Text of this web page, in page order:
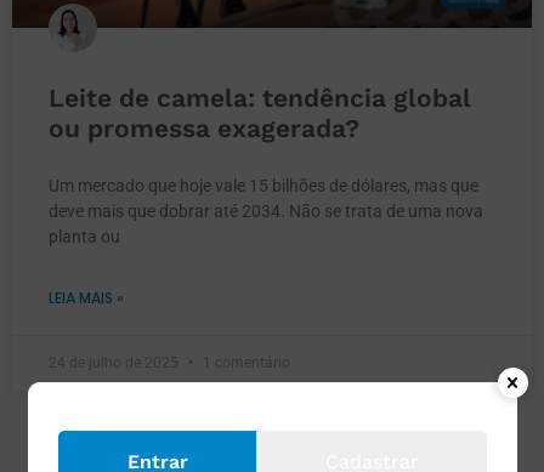
Leite de camela: tendência global
ou promessa exagerada?
Um mercado que hoje vale 15 bilhões de dólares, mas que
deve mais que dobrar até 2034. Não se trata de uma nova
planta ou
LEIA MAIS »
24 de julho de 2025 1 comentário
Entrar